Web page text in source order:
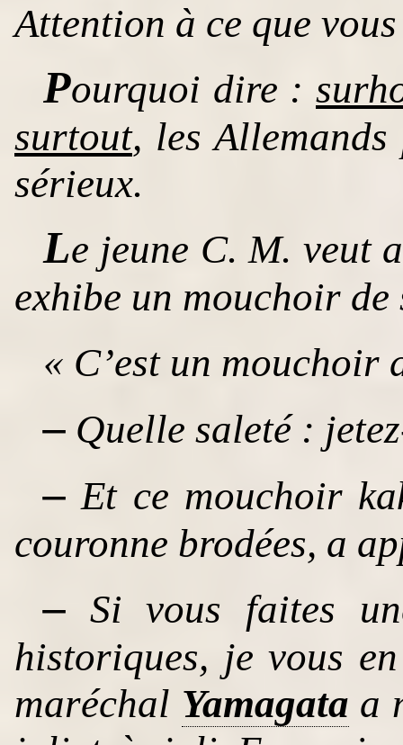
Attention à ce que
Pourquoi dire :
surtout, les
sérieux.
Le jeune C. M. veut
exhibe un mouchoir de
« C’est un mouchoir
– Quelle saleté :
– Et ce mouchoir
couronne brodées, a
– Si vous faites
historiques, je vous
maréchal Yamagata a